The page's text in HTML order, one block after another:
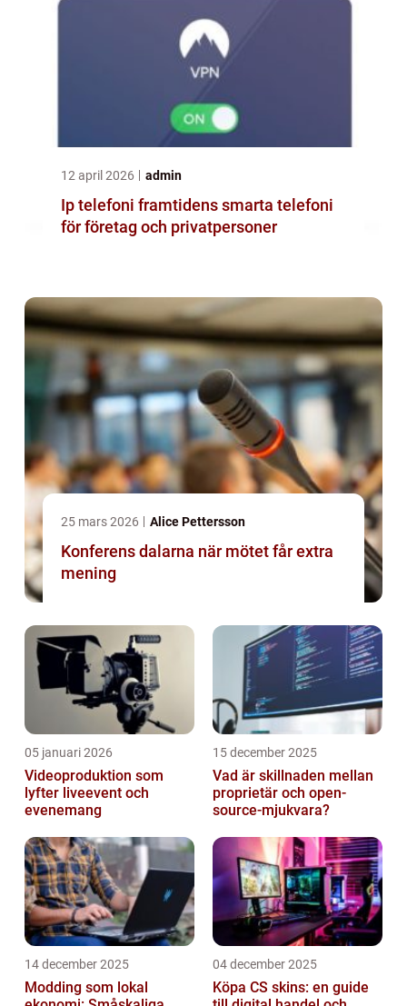
12 april 2026 admin
Ip telefoni framtidens smarta telefoni
för företag och privatpersoner
25 mars 2026 Alice Pettersson
Konferens dalarna när mötet får extra
mening
05 januari 2026
Videoproduktion som
lyfter liveevent och
evenemang
15 december 2025
Vad är skillnaden mellan
proprietär och open-
source-mjukvara?
14 december 2025
Modding som lokal
04 december 2025
Köpa CS skins: en guide